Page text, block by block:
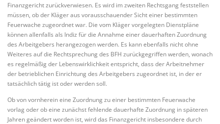
Finanzgericht zurückverwiesen. Es wird im zweiten Rechtsgang feststellen
müssen, ob der Kläger aus vorausschauender Sicht einer bestimmten
Feuerwache zugeordnet war. Die vom Kläger vorgelegten Dienstpläne
können allenfalls als Indiz für die Annahme einer dauerhaften Zuordnung
des Arbeitgebers herangezogen werden. Es kann ebenfalls nicht ohne
Weiteres auf die Rechtsprechung des BFH zurückgegriffen werden, wonach
es regelmäßig der Lebenswirklichkeit entspricht, dass der Arbeitnehmer
der betrieblichen Einrichtung des Arbeitgebers zugeordnet ist, in der er
tatsächlich tätig ist oder werden soll.
Ob von vornherein eine Zuordnung zu einer bestimmten Feuerwache
vorlag oder ob eine zunächst fehlende dauerhafte Zuordnung in späteren
Jahren geändert worden ist, wird das Finanzgericht insbesondere durch